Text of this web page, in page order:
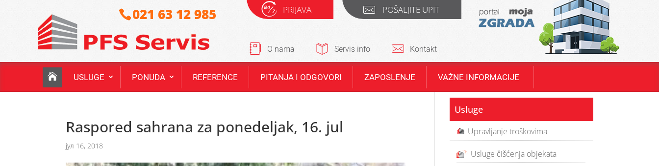
021 63 12 985 PRIJAVA POŠALJITE UPIT
O nama Servis info Kontakt
USLUGE PONUDA REFERENCE PITANJA I ODGOVORI ZAPOSLENJE VAŽNE INFORMACIJE
Raspored sahrana za ponedeljak, 16. jul
јул 16, 2018
Usluge
Upravljanje troškovima
Usluge čišćenja objekata